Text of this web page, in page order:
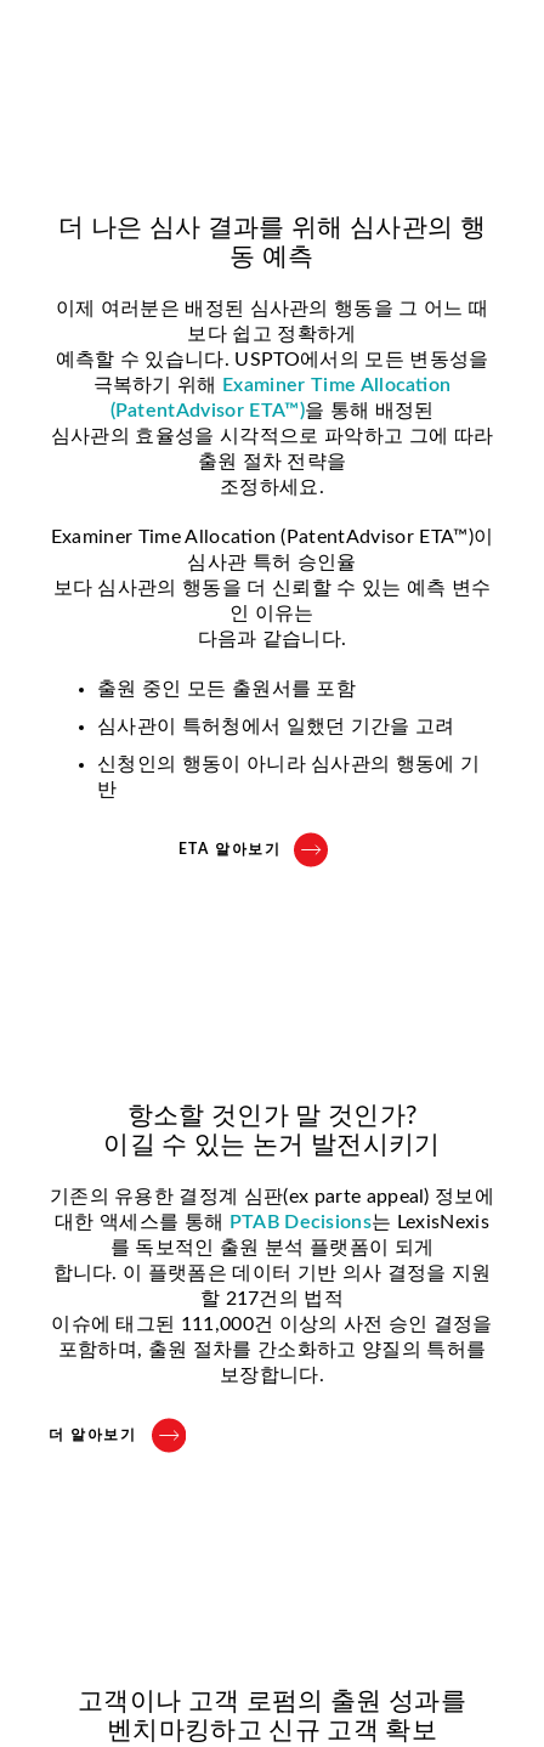
더 나은 심사 결과를 위해 심사관의 행
동 예측
이제 여러분은 배정된 심사관의 행동을 그 어느 때
보다 쉽고 정확하게
예측할 수 있습니다. USPTO에서의 모든 변동성을
극복하기 위해
Examiner Time Allocation
(PatentAdvisor ETA™)을 통해 배정된
심사관의 효율성을 시각적으로 파악하고 그에 따라
출원 절차 전략을
조정하세요.
Examiner Time Allocation (PatentAdvisor ETA™)이
심사관 특허 승인율
보다 심사관의 행동을 더 신뢰할 수 있는 예측 변수
인 이유는
다음과 같습니다.
출원 중인 모든 출원서를 포함
심사관이 특허청에서 일했던 기간을 고려
신청인의 행동이 아니라 심사관의 행동에 기
반
ETA 알아보기
항소할 것인가 말 것인가?
이길 수 있는 논거 발전시키기
기존의 유용한 결정계 심판(ex parte appeal) 정보에
대한 액세스를 통해
PTAB Decisions는 LexisNexis
를 독보적인 출원 분석 플랫폼이 되게
합니다. 이 플랫폼은 데이터 기반 의사 결정을 지원
할 217건의 법적
이슈에 태그된 111,000건 이상의 사전 승인 결정을
포함하며, 출원 절차를 간소화하고 양질의 특허를
보장합니다.
더 알아보기
고객이나 고객 로펌의 출원 성과를
벤치마킹하고 신규 고객 확보